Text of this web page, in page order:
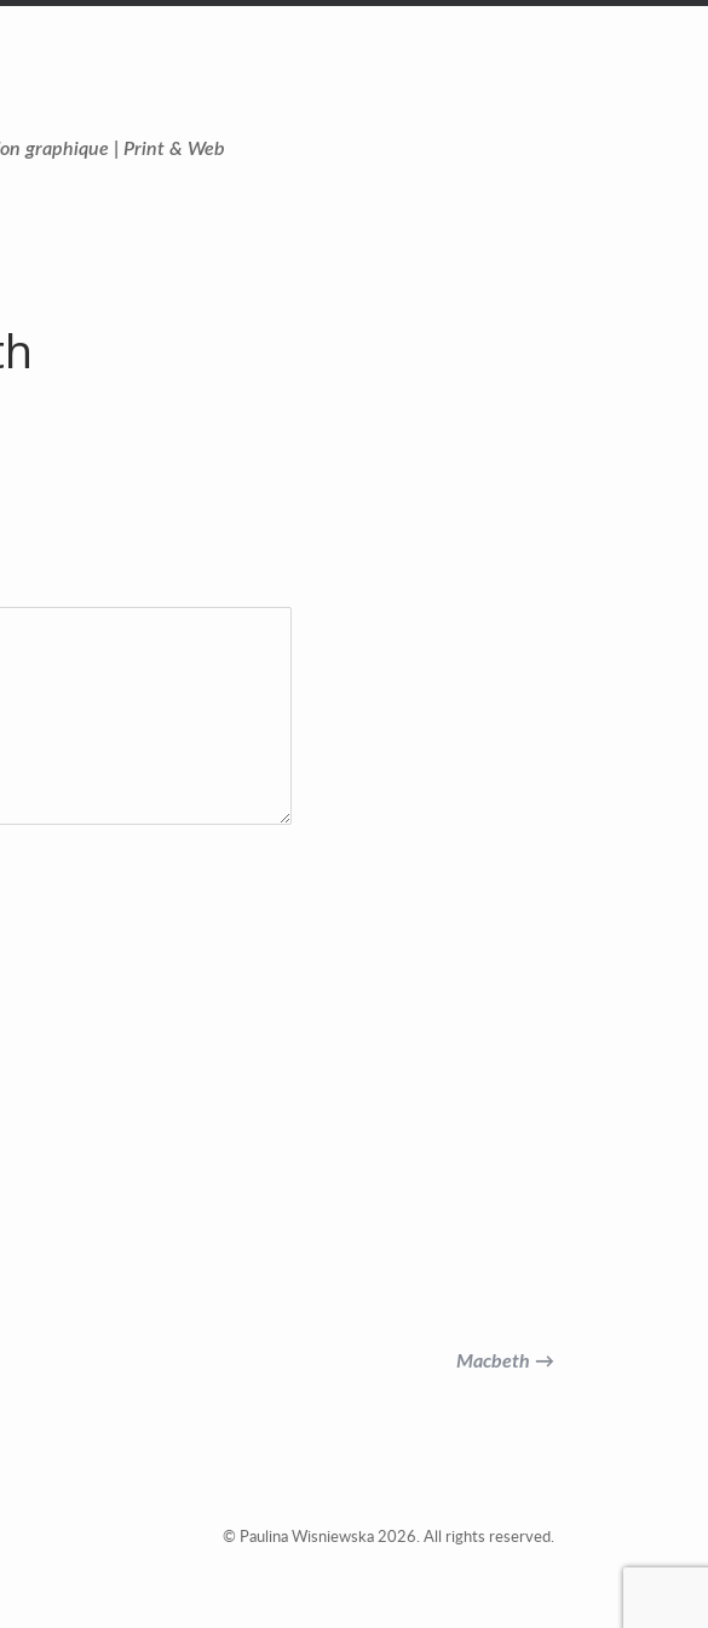
graphique | Print & Web
Macbeth →
© Paulina Wisniewska 2026. All rights reserved.